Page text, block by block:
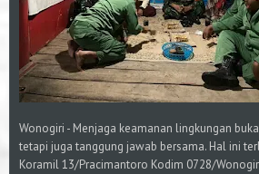
Wonogiri - Menjaga keamanan lingkungan
tetapi juga tanggung jawab bersama. Hal ini
Koramil 13/Pracimantoro Kodim 0728/